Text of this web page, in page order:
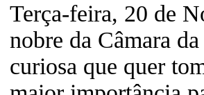
Terça-feira, 20 de
nobre da Câmara
curiosa que quer